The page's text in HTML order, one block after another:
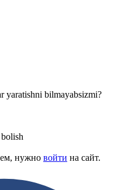
yaratishni bilmayabsizmi?
нужно войти на сайт.